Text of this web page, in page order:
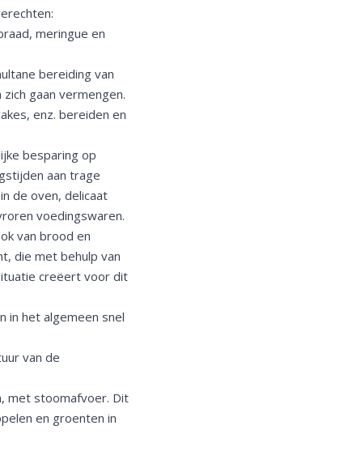
meringue en
bereiding van
gaan vermengen.
enz. bereiden en
besparing op
aan trage
de oven, delicaat
voedingswaren.
van brood en
die met behulp van
creëert voor dit
in het algemeen snel
van de
met stoomafvoer. Dit
en groenten in